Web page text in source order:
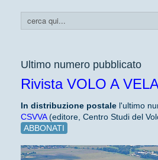
Cerca...
Ultimo numero pubblicato
Rivista VOLO A
In distribuzione postale l'ultimo
CSVVA(editore, Centro Studi del
ABBONATI